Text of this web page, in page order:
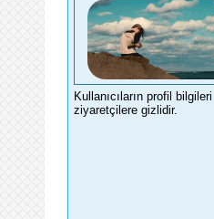
Kullanıcıların profil bilgileri
ziyaretçilere gizlidir.